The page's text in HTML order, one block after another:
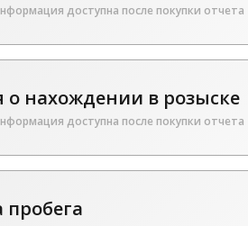
доступна после покупки отчета
о нахождении в розыске
доступна после покупки отчета